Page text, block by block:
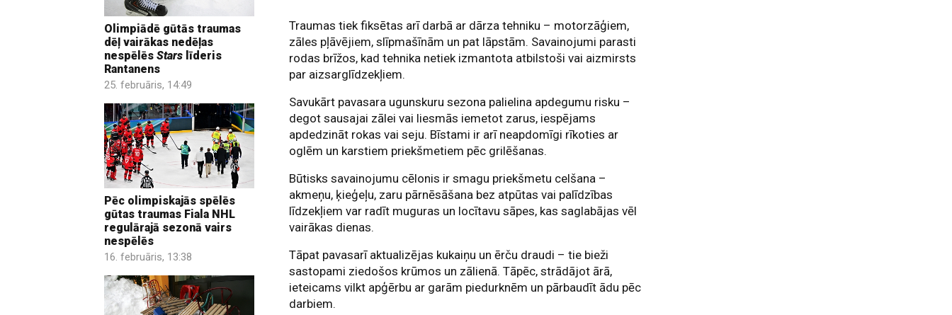
Olimpiādē gūtās traumas
dēļ vairākas nedēļas
nespēlēs Stars līderis
Rantanens
25. februāris, 14:49
Pēc olimpiskajās spēlēs
gūtas traumas Fiala NHL
regulārajā sezonā vairs
nespēlēs
16. februāris, 13:38
Traumas tiek fiksētas arī darbā ar dārza tehniku – motorzāģiem,
zāles pļāvējiem, slīpmašīnām un pat lāpstām. Savainojumi parasti
rodas brīžos, kad tehnika netiek izmantota atbilstoši vai aizmirsts
par aizsarglīdzekļiem.
Savukārt pavasara ugunskuru sezona palielina apdegumu risku –
degot sausajai zālei vai liesmās iemetot zarus, iespējams
apdedzināt rokas vai seju. Bīstami ir arī neapdomīgi rīkoties ar
oglēm un karstiem priekšmetiem pēc grilēšanas.
Būtisks savainojumu cēlonis ir smagu priekšmetu celšana –
akmeņu, ķieģeļu, zaru pārnēsāšana bez atpūtas vai palīdzības
līdzekļiem var radīt muguras un locītavu sāpes, kas saglabājas vēl
vairākas dienas.
Tāpat pavasarī aktualizējas kukaiņu un ērču draudi – tie bieži
sastopami ziedošos krūmos un zālienā. Tāpēc, strādājot ārā,
ieteicams vilkt apģērbu ar garām piedurknēm un pārbaudīt ādu pēc
darbiem.